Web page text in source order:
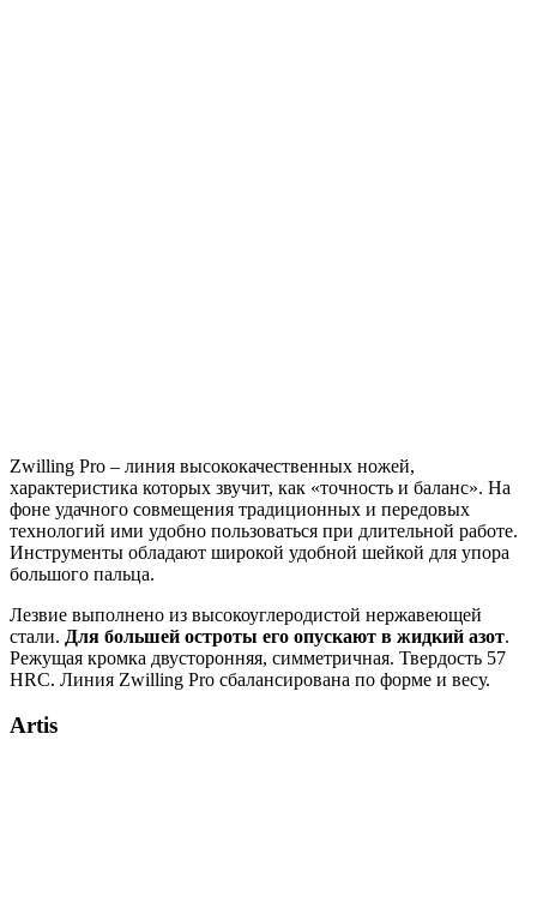
Zwilling Pro – линия высококачественных ножей,
характеристика которых звучит, как «точность и баланс». На
фоне удачного совмещения традиционных и передовых
технологий ими удобно пользоваться при длительной работе.
Инструменты обладают широкой удобной шейкой для упора
большого пальца.
Лезвие выполнено из высокоуглеродистой нержавеющей
стали. Для большей остроты его опускают в жидкий азот.
Режущая кромка двусторонняя, симметричная. Твердость 57
HRC. Линия Zwilling Pro сбалансирована по форме и весу.
Artis